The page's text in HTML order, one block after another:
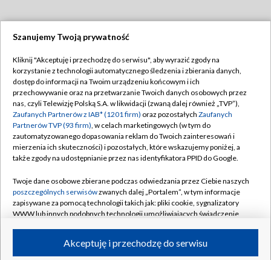
TVP
Abonament TVP
Emisja w TVP
Centrum informacji TVP
Naziemna Telewizja Cyfrowa
Rada Programowa
System NOS
Informacje o nadawcy
Program dla prasy
Regulamin TVP
Polityka prywatności
Moje zgody
Pomoc
Kontakt
Kanały
Szanujemy Twoją prywatność
Kliknij "Akceptuję i przechodzę do serwisu", aby wyrazić zgody na
korzystanie z technologii automatycznego śledzenia i zbierania danych,
dostęp do informacji na Twoim urządzeniu końcowym i ich
przechowywanie oraz na przetwarzanie Twoich danych osobowych przez
nas, czyli Telewizję Polską S.A. w likwidacji (zwaną dalej również „TVP”),
Zaufanych Partnerów z IAB* (1201 firm) oraz pozostałych Zaufanych
Partnerów TVP (93 firm), w celach marketingowych (w tym do
zautomatyzowanego dopasowania reklam do Twoich zainteresowań i
mierzenia ich skuteczności) i pozostałych, które wskazujemy poniżej, a
także zgody na udostępnianie przez nas identyfikatora PPID do Google.
Twoje dane osobowe zbierane podczas odwiedzania przez Ciebie naszych
poszczególnych serwisówzwanych dalej „Portalem”, w tym informacje
zapisywane za pomocą technologii takich jak: pliki cookie, sygnalizatory
WWW lub innych podobnych technologii umożliwiających świadczenie
ruchu w Internecie.Akceptuję i przechodzę do serwisu